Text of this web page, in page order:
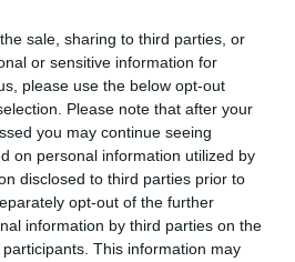
sale, sharing to third parties, or
or sensitive information for
please use the below opt-out
Please note that after your
you may continue seeing
on personal information utilized by
disclosed to third parties prior to
opt-out of the further
information by third parties on the
participants. This information may